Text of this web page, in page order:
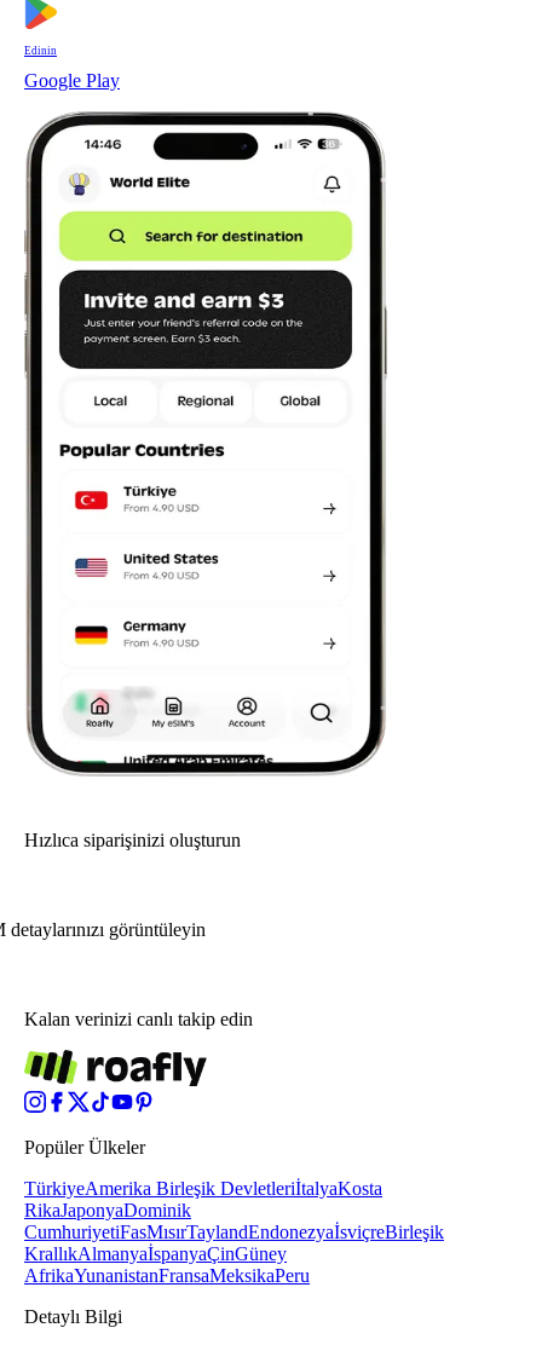
Edinin
Google Play
Hızlıca siparişinizi oluşturun
detaylarınızı görüntüleyin
Kalan verinizi canlı takip edin
Popüler Ülkeler
TürkiyeAmerika Birleşik DevletleriİtalyaKosta
RikaJaponyaDominik
CumhuriyetiFasMısırTaylandEndonezyaİsviçreBirleşik
KrallıkAlmanyaİspanyaÇinGüney
AfrikaYunanistanFransaMeksikaPeru
Detaylı Bilgi